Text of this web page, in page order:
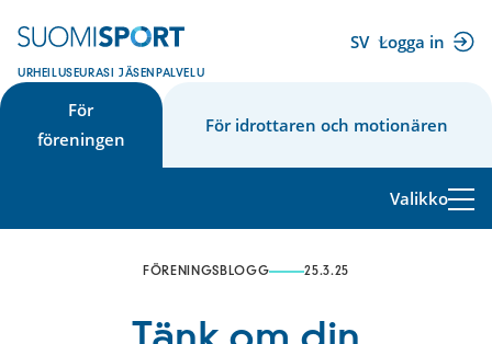
till
URHEILUSEURASI JÄSENPALVELU
SV Logga in
(extern
För
föreningen
För idrottaren och motionären
Valikko
FÖRENINGSBLOGG 25.3.25